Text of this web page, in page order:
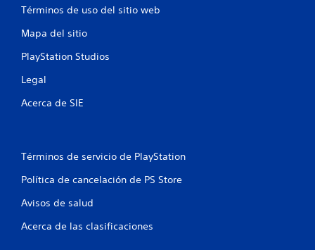
Términos de uso del sitio web
Mapa del sitio
PlayStation Studios
Legal
Acerca de SIE
Términos de servicio de PlayStation
Política de cancelación de PS Store
Avisos de salud
Acerca de las clasificaciones